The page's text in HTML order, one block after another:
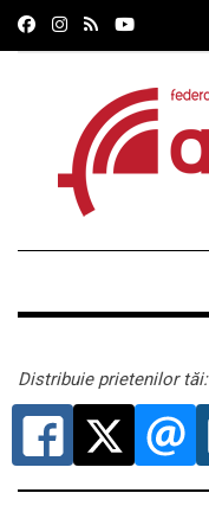
Distribuie prietenilor tăi: